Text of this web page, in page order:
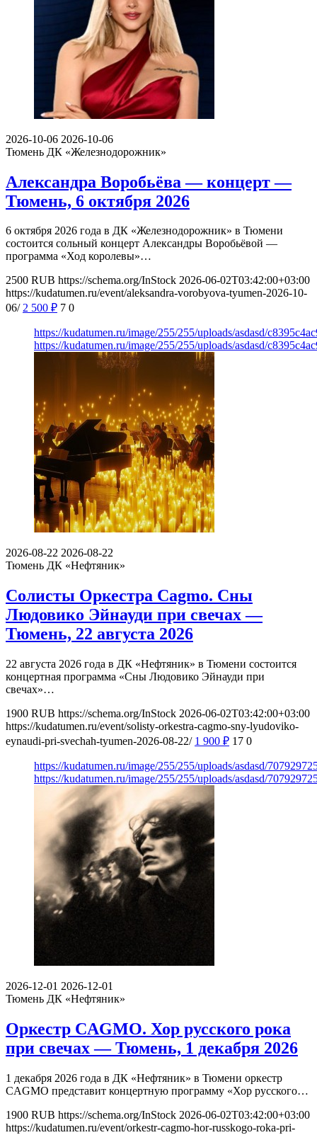
2026-10-06 2026-10-06
Тюмень ДК «Железнодорожник»
Александра Воробьёва — концерт —
Тюмень, 6 октября 2026
6 октября 2026 года в ДК «Железнодорожник» в Тюмени
состоится сольный концерт Александры Воробьёвой —
программа «Ход королевы»…
2500 RUB https://schema.org/InStock 2026-06-02T03:42:00+03:00
https://kudatumen.ru/event/aleksandra-vorobyova-tyumen-2026-10-
06/ 2 500 ₽ 7 0
https://kudatumen.ru/image/255/255/uploads/asdasd/
https://kudatumen.ru/image/255/255/uploads/asdasd/
2026-08-22 2026-08-22
Тюмень ДК «Нефтяник»
Солисты Оркестра Cagmo. Сны
Людовико Эйнауди при свечах —
Тюмень, 22 августа 2026
22 августа 2026 года в ДК «Нефтяник» в Тюмени состоится
концертная программа «Сны Людовико Эйнауди при
свечах»…
1900 RUB https://schema.org/InStock 2026-06-02T03:42:00+03:00
https://kudatumen.ru/event/solisty-orkestra-cagmo-sny-lyudoviko-
eynaudi-pri-svechah-tyumen-2026-08-22/ 1 900 ₽ 17 0
https://kudatumen.ru/image/255/255/uploads/asdasd/
https://kudatumen.ru/image/255/255/uploads/asdasd/
2026-12-01 2026-12-01
Тюмень ДК «Нефтяник»
Оркестр CAGMO. Хор русского рока
при свечах — Тюмень, 1 декабря 2026
1 декабря 2026 года в ДК «Нефтяник» в Тюмени оркестр
CAGMO представит концертную программу «Хор русского…
1900 RUB https://schema.org/InStock 2026-06-02T03:42:00+03:00
https://kudatumen.ru/event/orkestr-cagmo-hor-russkogo-roka-pri-